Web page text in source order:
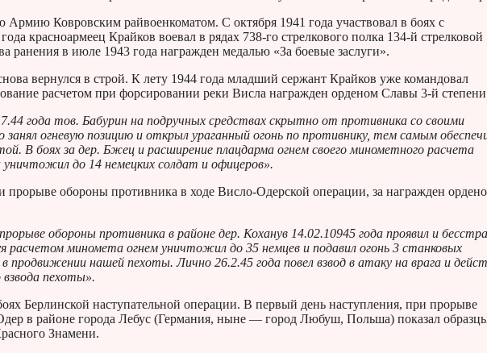
Ковровским райвоенкоматом. С октября 1941 года участвовал в боях с
красноармеец Крайков воевал в рядах 738-го стрелкового полка 134-й стрелковой
в июле 1943 года награжден медалью «За боевые заслуги».
вернулся в строй. К лету 1944 года младший сержант Крайков уже командовал
расчетом при форсировании реки Висла награжден орденом Славы 3-й
года тов. Бабурин на подручных средствах скрытно от противника со своими
огневую позицию и открыл ураганный огонь по противнику, тем самым
В боях за дер. Бжец и расширение плацдарма огнем своего минометного расчета
до 14 немецких солдат и офицеров».
прорыве обороны противника в ходе Висло-Одерской операции, за награжден
обороны противника в районе дер. Коханув 14.02.10945 года проявил и
расчетом миномета огнем уничтожил до 35 немцев и подавил огонь 3 станковых
нашей пехоты. Лично 26.2.45 года повел взвод в атаку на врага и
пехоты».
Берлинской наступательной операции. В первый день наступления, при прорыве
в районе города Лебус (Германия, ныне — город Любуш, Польша) показал
Знамени.